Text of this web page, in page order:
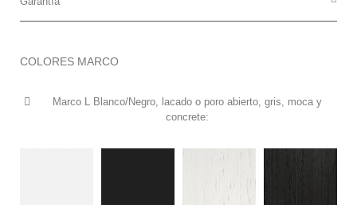
COLORES MARCO
Marco L Blanco/Negro, lacado o poro abierto, gris, moca y
concrete: